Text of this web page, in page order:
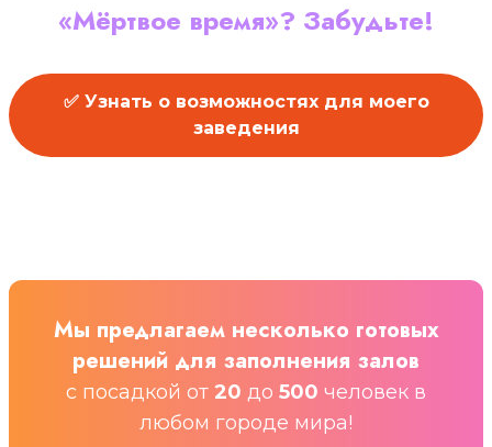
«Мёртвое время»? Забудьте!
✅ Узнать о возможностях для моего
заведения
Мы предлагаем несколько готовых
решений для заполнения залов
с посадкой от 20 до 500 человек в
любом городе мира!